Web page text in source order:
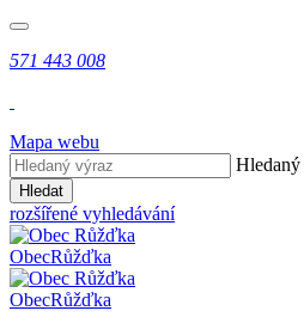
571 443 008
Mapa webu
Hledat
rozšířené vyhledávání
ObecRůžďka
ObecRůžďka